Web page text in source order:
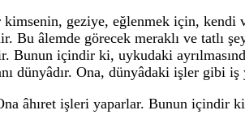
geziye, eğlenmek için, kendi
âlemde görecek meraklı ve tatlı
Bunun içindir ki, uykudaki
dünyâdır. Ona, dünyâdaki işler gibi iş
âhıret işleri yaparlar. Bunun